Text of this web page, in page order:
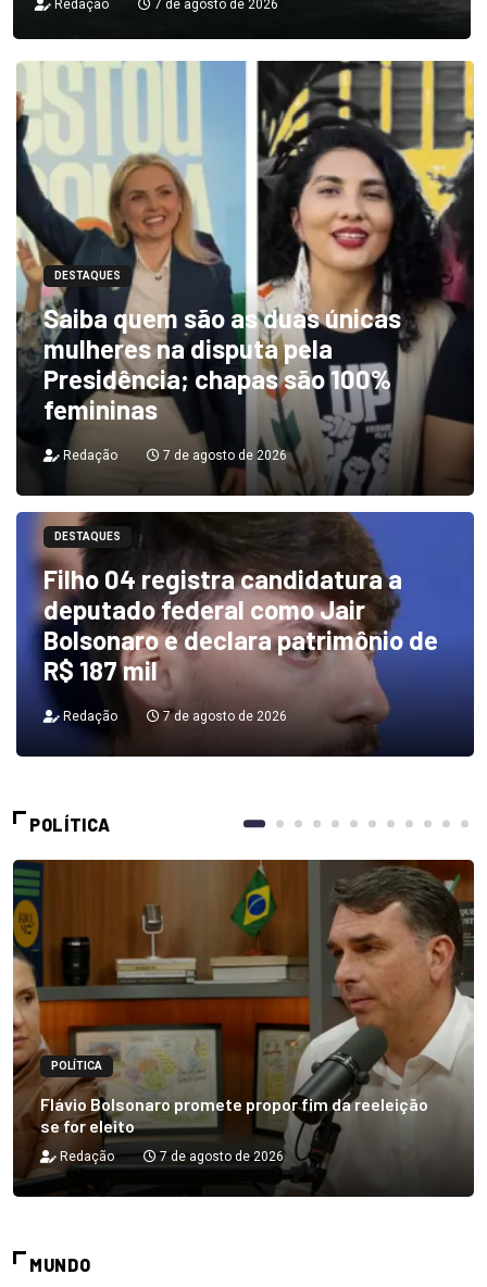
Redação 7 de agosto de 2026
DESTAQUES
Saiba quem são as duas únicas
mulheres na disputa pela
Presidência; chapas são 100%
femininas
Redação 7 de agosto de 2026
DESTAQUES
Filho 04 registra candidatura a
deputado federal como Jair
Bolsonaro e declara patrimônio de
R$ 187 mil
Redação 7 de agosto de 2026
POLÍTICA
POLÍTICA
Flávio Bolsonaro promete propor fim da reeleição
se for eleito
Redação 7 de agosto de 2026
MUNDO